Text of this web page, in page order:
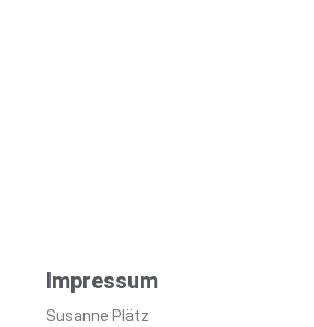
Impressum
Susanne Plätz